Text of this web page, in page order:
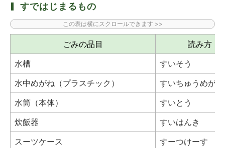
すではじまるもの
ごみの品目
読み方
水槽
すいそう
水中めがね（プラスチック）
すいちゅうめがね
水筒（本体）
すいとう
炊飯器
すいはんき
スーツケース
すーつけーす